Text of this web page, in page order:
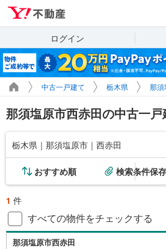
ログイン
中古一戸建て 栃木県 那須
那須塩原市西赤田の中古一戸
栃木県｜那須塩原市｜西赤田
おすすめ順 検索条件保存
1 件
すべての物件をチェックする
那須塩原市西赤田